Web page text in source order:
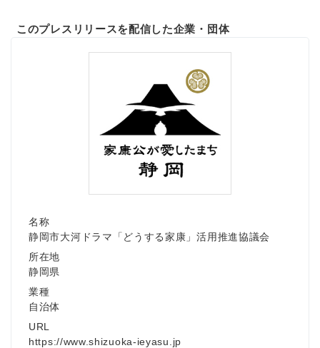
このプレスリリースを配信した企業・団体
名称
静岡市大河ドラマ「どうする家康」活用推進協議会
所在地
静岡県
業種
自治体
URL
https://www.shizuoka-ieyasu.jp